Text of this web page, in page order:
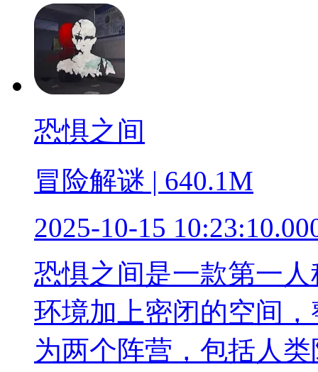
恐惧之间
冒险解谜 | 640.1M
2025-10-15
恐惧之间是一款第一
环境加上密闭的空间
为两个阵营，包括人